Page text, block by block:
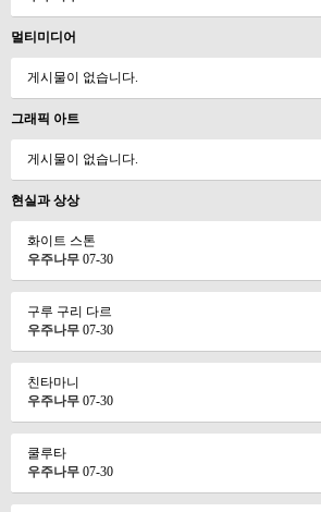
멀티미디어
게시물이 없습니다.
그래픽 아트
게시물이 없습니다.
현실과 상상
화이트 스톤
우주나무 07-30
구루 구리 다르
우주나무 07-30
친타마니
우주나무 07-30
쿨루타
우주나무 07-30